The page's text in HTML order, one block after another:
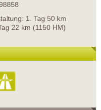
1. Tag 50 km
22 km (1150 HM)